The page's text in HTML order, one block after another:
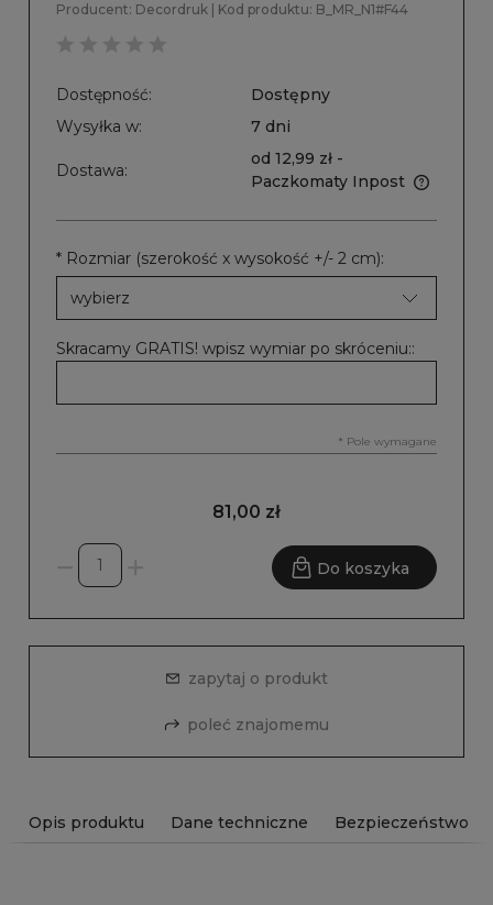
Producent: Decordruk | Kod produktu: B_MR_N1#F44
Dostępność:
Dostępny
Wysyłka w:
7 dni
Dostawa:
od 12,99 zł -
Paczkomaty Inpost
* Rozmiar (szerokość x wysokość +/- 2 cm):
Skracamy GRATIS! wpisz wymiar po skróceniu::
* Pole wymagane
81,00 zł
Do koszyka
zapytaj o produkt
poleć znajomemu
Opis produktu Dane techniczne Bezpieczeństwo